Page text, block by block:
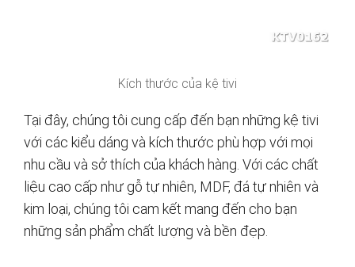
Kích thước của kệ tivi
Tại đây, chúng tôi cung cấp đến bạn những kệ tivi
với các kiểu dáng và kích thước phù hợp với mọi
nhu cầu và sở thích của khách hàng. Với các chất
liệu cao cấp như gỗ tự nhiên, MDF, đá tự nhiên và
kim loại, chúng tôi cam kết mang đến cho bạn
những sản phẩm chất lượng và bền đẹp.